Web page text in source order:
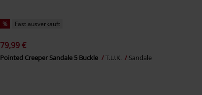
% Fast ausverkauft
79,99 €
Pointed Creeper Sandale 5 Buckle T.U.K. Sandale